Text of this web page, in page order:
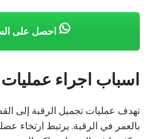
احصل على
اسباب اجراء
تهدف عمليات تجميل الرقبة إلى
بالعمر في الرقبة. يرتبط ارتخاء